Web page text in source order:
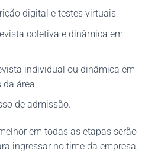
digital e testes virtuais;
coletiva e dinâmica em
individual ou dinâmica em
da área;
de admissão.
em todas as etapas serão
ingressar no time da empresa,